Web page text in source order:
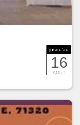
jusqu'au
16
AOUT